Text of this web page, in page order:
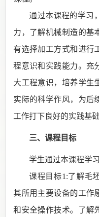
通过本课程的学习
力，了解机械制造的基
有选择加工方式和进行
程意识和实践能力。充
大工程意识，培养学生
实际的科学作风，为后
工作打下良好的实践基础
三、课程目标
学生通过本课程学
课程目标1:了解毛
其所用主要设备的工作
和安全操作技术。了解